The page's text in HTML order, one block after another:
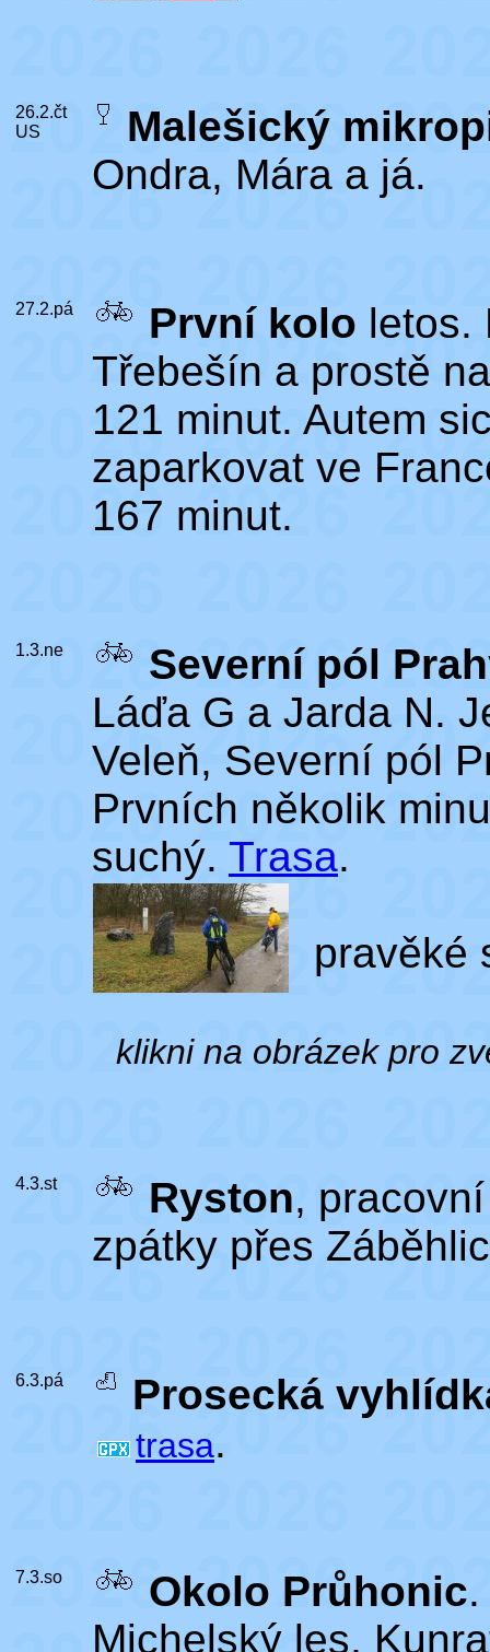
26.2.čt
US
Malešický
Ondra, Mára a já.
27.2.pá První kolo letos.
Třebešín a prostě
121 minut. Autem
zaparkovat ve
167 minut.
1.3.ne
Severní pól
Láďa G a Jarda N.
Veleň, Severní pól
Prvních několik
suchý. Trasa.
pravěké
klikni na obrázek pro
4.3.st Ryston,
zpátky přes
6.3.pá Prosecká
trasa.
7.3.so Okolo Průhonic
Michelský les,